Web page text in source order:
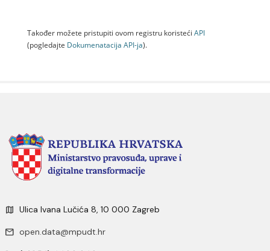
Također možete pristupiti ovom registru koristeći API
(pogledajte Dokumenаtаcijа API-jа).